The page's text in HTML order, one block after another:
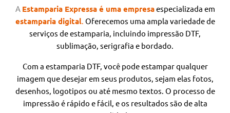
A Estamparia Expressa é uma empresaespecializada em
estamparia digital. Oferecemos uma ampla variedade de
serviços de estamparia, incluindo impressão DTF,
sublimação, serigrafia e bordado.
Com a estamparia DTF, você pode estampar qualquer
imagem que desejar em seus produtos, sejam elas fotos,
desenhos, logotipos ou até mesmo textos. O processo de
impressão é rápido e fácil, e os resultados são de alta